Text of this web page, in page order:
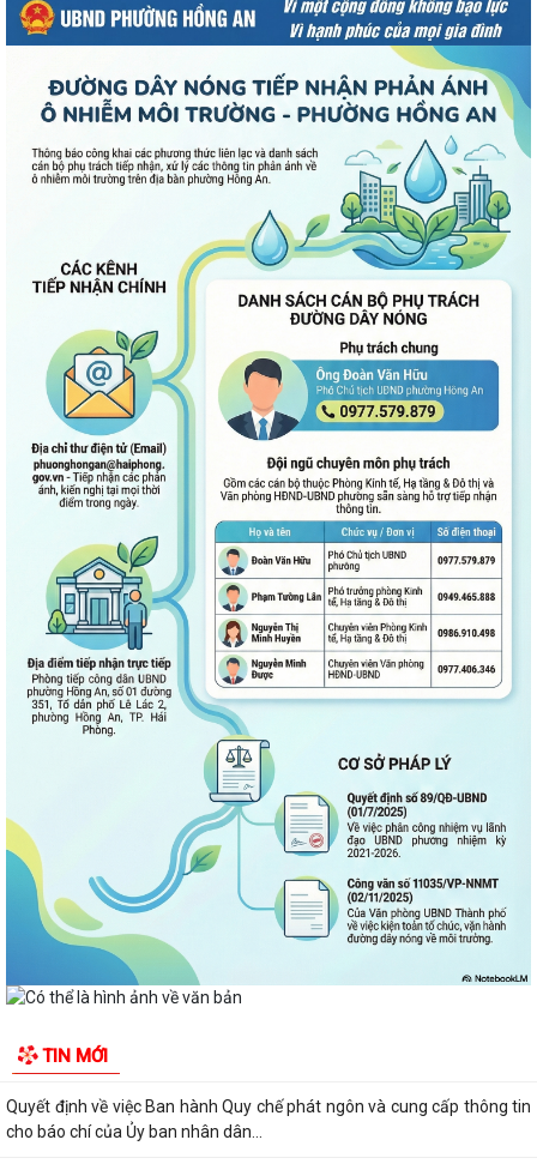
TIN MỚI
PHƯỜNG HỒNG AN TRANG BỊ KỸ NĂNG “AN TOÀN DƯỚI NƯỚC” CHO
UBND phường Hồng An thông tin về Nghị quyết số 23/2026/NQ-HĐND
Bình dân học vụ số - nền tảng cho sự phát triển trong kỷ nguyên số
Thông báo về việc niêm yết công khai Phương án bồi thường, hỗ trợ dự
kiến đối với các hộ gia đình,...
QUAN ĐIỂM CỐT LÕI CỦA NGHỊ QUYẾT SỐ 80-NQ/TW NGÀY
07/01/2026 VỀ PHÁT TRIỂN VĂN HOÁ VIỆT NAM - XÂY...
PHƯỜNG HỒNG AN TỔ CHỨC SƠ KẾT ĐÁNH GIÁ TÌNH HÌNH TRIỂN KHAI
THỰC HIỆN MÔ HÌNH “TỔ DÂN PHỐ KHÔNG MA...
ĐẶT TÊN 03 ĐƯỜNG, 05 PHỐ TRÊN ĐỊA BÀN PHƯỜNG HỒNG AN – DẤU
MỐC QUAN TRỌNG TRONG XÂY DỰNG ĐÔ THỊ VĂN...
Thông báo kết quả Kỳ họp thứ 3 (Kỳ họp thường lệ giữa năm 2026)
HĐND thành phố khóa XVII, nhiệm kỳ...
PHƯỜNG HỒNG AN RA QUÂN TỔNG VỆ SINH MÔI TRƯỜNG, CHUNG
TAY XÂY DỰNG ĐÔ THỊ SÁNG - XANH - SẠCH - ĐẸP
Quyết định về việc công bố Người phát ngôn và cung cấp thông tin cho
báo chí của Ủy ban nhân dân...
Quyết định về việc Ban hành Quy chế phát ngôn và cung cấp thông tin
cho báo chí của Ủy ban nhân dân...
Phường Hồng An ký kết Chương trình phối hợp triển khai thực hiện Chỉ
thị số 17 về bảo đảm trật tự...
TĂNG CƯỜNG TUYÊN TRUYỀN, GIÁO DỤC CHÍNH TRỊ, TƯ TƯỞNG,
PHÁP LUẬT CHO CÔNG NHÂN – ĐỘNG LỰC XÂY DỰNG...
PHƯỜNG HỒNG AN ĐƯA CÔNG NGHỆ SỐ ĐẾN TẬN TAY NGƯỜI DÂN TẠI
16 TỔ DÂN PHỐ – HƯỚNG TỚI CHÍNH QUYỀN SỐ...
Đảng bộ phường Hồng An học tập Nghị quyết Trung ương 3 khóa XIV.
CHỈ THỊ SỐ 09-CT/TW: TĂNG CƯỜNG SỰ LÃNH ĐẠO CỦA ĐẢNG ĐỐI
VỚI VIỆC THỰC HIỆN DÂN CHỦ Ở CƠ SỞ TRONG...